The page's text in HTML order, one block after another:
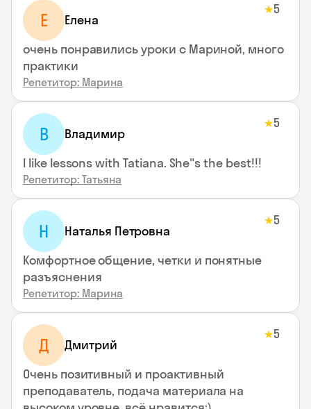
Е Елена
★5
очень понравились уроки с Мариной, много
практики
Репетитор: Марина
В Владимир
★5
I like lessons with Tatiana. She"s the best!!!
Репетитор: Татьяна
Н Наталья Петровна
★5
Комфортное общение, четки и понятные
разъяснения
Репетитор: Марина
Д Дмитрий
★5
Очень позитивный и проактивный
преподаватель, подача материала на